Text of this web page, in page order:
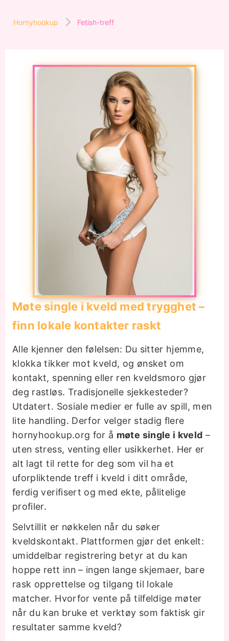
Hornyhookup Fetish-treff
Møte single i kveld med trygghet –
finn lokale kontakter raskt
Alle kjenner den følelsen: Du sitter hjemme,
klokka tikker mot kveld, og ønsket om
kontakt, spenning eller ren kveldsmoro gjør
deg rastløs. Tradisjonelle sjekkesteder?
Utdatert. Sosiale medier er fulle av spill, men
lite handling. Derfor velger stadig flere
hornyhookup.org for å møte single i kveld –
uten stress, venting eller usikkerhet. Her er
alt lagt til rette for deg som vil ha et
uforpliktende treff i kveld i ditt område,
ferdig verifisert og med ekte, pålitelige
profiler.
Selvtillit er nøkkelen når du søker
kveldskontakt. Plattformen gjør det enkelt:
umiddelbar registrering betyr at du kan
hoppe rett inn – ingen lange skjemaer, bare
rask opprettelse og tilgang til lokale
matcher. Hvorfor vente på tilfeldige møter
når du kan bruke et verktøy som faktisk gir
resultater samme kveld?